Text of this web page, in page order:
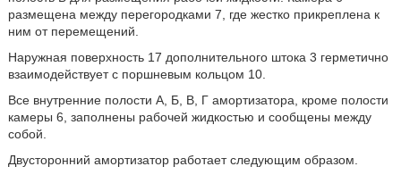
размещена между перегородками 7, где жестко прикреплена к
ним от перемещений.
Наружная поверхность 17 дополнительного штока 3 герметично
взаимодействует с поршневым кольцом 10.
Все внутренние полости А, Б, В, Г амортизатора, кроме полости
камеры 6, заполнены рабочей жидкостью и сообщены между
собой.
Двусторонний амортизатор работает следующим образом.